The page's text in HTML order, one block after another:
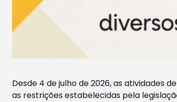
Desde 4 de julho de 2026, as atividades
as restrições estabelecidas pela